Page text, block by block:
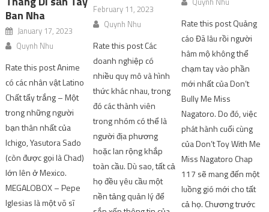
Ban Nha
January 17, 2023
Quynh Nhu
Rate this post Anime
có các nhân vật Latino
Chất tẩy trắng – Một
trong những người
bạn thân nhất của
Ichigo, Yasutora Sado
(còn được gọi là Chad)
lớn lên ở Mexico.
MEGALOBOX – Pepe
Iglesias là một võ sĩ
February 11, 2023
Quynh Nhu
Rate this post Các
doanh nghiệp có
nhiều quy mô và hình
thức khác nhau, trong
đó các thành viên
trong nhóm có thể là
người địa phương
hoặc lan rộng khắp
toàn cầu. Dù sao, tất cả
họ đều yêu cầu một
nền tảng quản lý để
Rate this post Quảng
cáo Đã lâu rồi người
hâm mộ không thể
chạm tay vào phần
mới nhất của Don’t
Bully Me Miss
Nagatoro. Do đó, việc
phát hành cuối cùng
của Don’t Toy With Me
Miss Nagatoro Chap
117 sẽ mang đến một
luồng gió mới cho tất
cả họ. Chương trước